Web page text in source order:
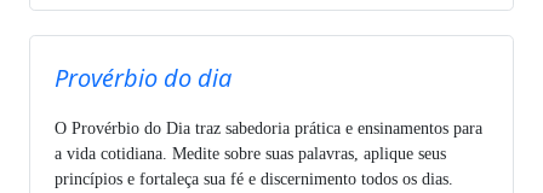
Provérbio do dia
O Provérbio do Dia traz sabedoria prática e ensinamentos para
a vida cotidiana. Medite sobre suas palavras, aplique seus
princípios e fortaleça sua fé e discernimento todos os dias.